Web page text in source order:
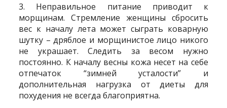
3. Неправильное питание приводит к
морщинам. Стремление женщины сбросить
вес к началу лета может сыграть коварную
шутку – дряблое и морщинистое лицо никого
не украшает. Следить за весом нужно
постоянно. К началу весны кожа несет на себе
отпечаток “зимней усталости” и
дополнительная нагрузка от диеты для
похудения не всегда благоприятна.